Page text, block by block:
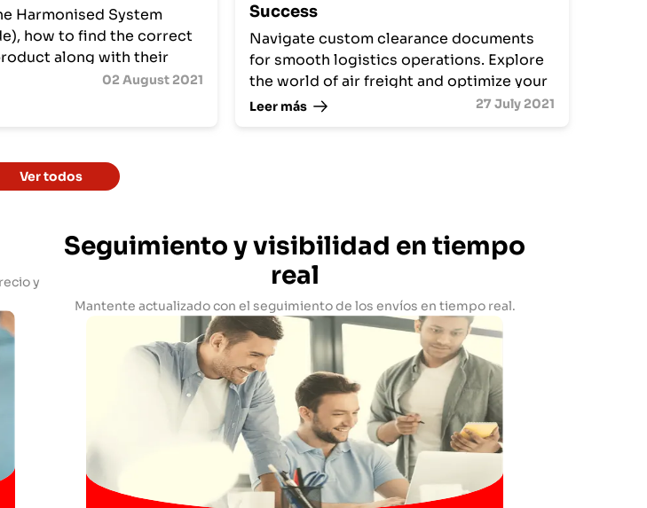
Harmonised System
how to find the correct
along with their
uses & the02 August 2021
Success
Navigate custom clearance documents
for smooth logistics operations. Explore
the world of air freight and optimize your
supply chain.
Leer más 27 July 2021
Ver todos
y
Seguimiento y visibilidad en tiempo
real
Mantente actualizado con el seguimiento de los envíos en tiempo real.